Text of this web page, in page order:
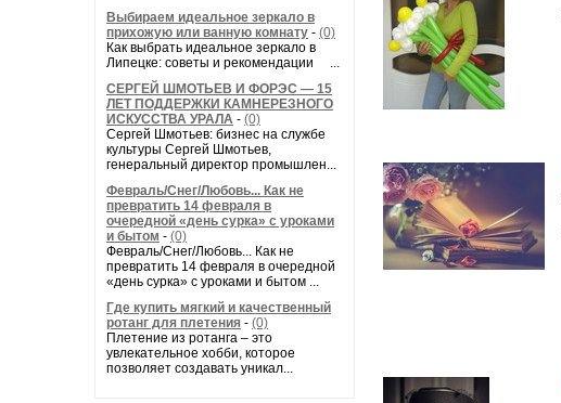
Выбираем идеальное зеркало в
прихожую или ванную комнату - (0)
Как выбрать идеальное зеркало в
Липецке: советы и рекомендации ...
СЕРГЕЙ ШМОТЬЕВ И ФОРЭС — 15
ЛЕТ ПОДДЕРЖКИ КАМНЕРЕЗНОГО
ИСКУССТВА УРАЛА - (0)
Сергей Шмотьев: бизнес на службе
культуры Сергей Шмотьев,
генеральный директор промышлен...
Февраль/Снег/Любовь... Как не
превратить 14 февраля в
очередной «день сурка» с уроками
и бытом - (0)
Февраль/Снег/Любовь... Как не
превратить 14 февраля в очередной
«день сурка» с уроками и бытом ...
Где купить мягкий и качественный
ротанг для плетения - (0)
Плетение из ротанга – это
увлекательное хобби, которое
позволяет создавать уникал...